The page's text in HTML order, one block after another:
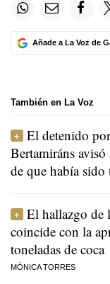
Añade a La Voz de
También en La Voz
El detenido
Bertamiráns
de que había
El hallazgo de
coincide con la
toneladas de coca
MÓNICA TORRES